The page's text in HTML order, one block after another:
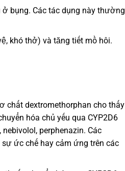
ở bụng. Các tác dụng này thường
khó thở) và tăng tiết mồ hôi.
chất dextromethorphan cho thấy
hóa chủ yếu qua CYP2D6
perphenazin. Các
ức chế hay cảm ứng trên các